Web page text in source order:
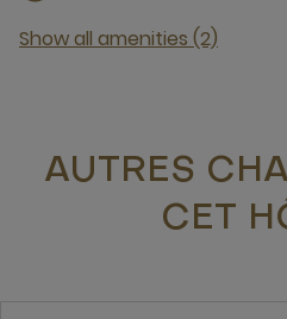
Show all amenities (2)
AUTRES
CET